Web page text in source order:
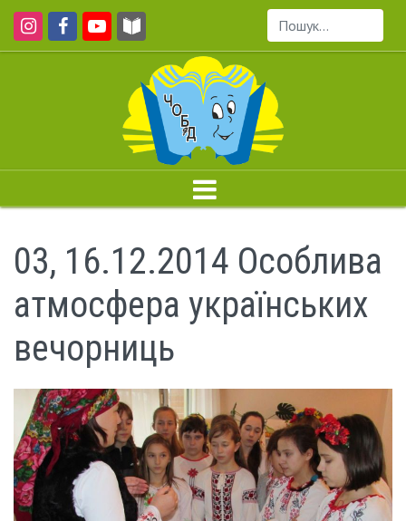
Пошук...
03, 16.12.2014 Особлива
атмосфера українських
вечорниць